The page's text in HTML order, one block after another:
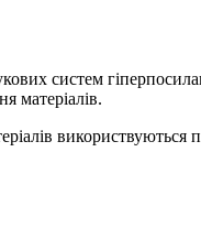
систем
матеріалів.
використвуються